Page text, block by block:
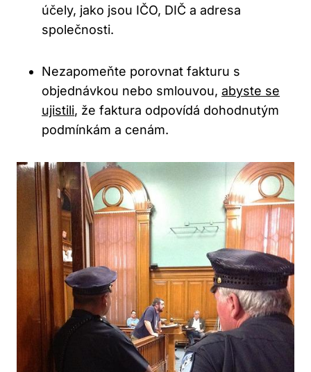
‍účely,​ jako jsou IČO, DIČ a‌ adresa
společnosti.
Nezapomeňte porovnat ‍fakturu s
objednávkou nebo ⁢smlouvou, ​ abyste se
ujistili, že faktura odpovídá dohodnutým
podmínkám a cenám.